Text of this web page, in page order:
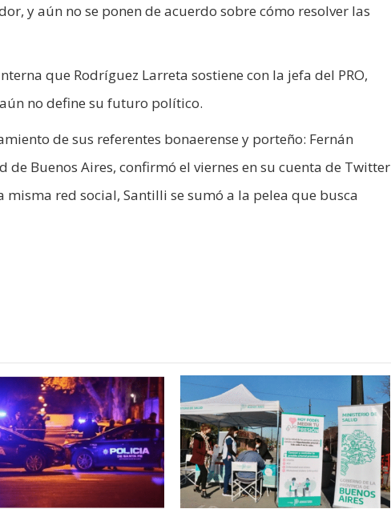
y aún no se ponen de acuerdo sobre cómo resolver las
que Rodríguez Larreta sostiene con la jefa del PRO,
no define su futuro político.
de sus referentes bonaerense y porteño: Fernán
Buenos Aires, confirmó el viernes en su cuenta de Twitter
red social, Santilli se sumó a la pelea que busca